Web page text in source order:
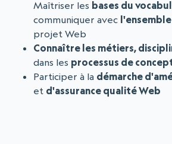
Maîtriser les bases du
communiquer avec
projet Web
Connaître les métiers,
dans les processus de
Participer à la démarche
et d'assurance qualité Web